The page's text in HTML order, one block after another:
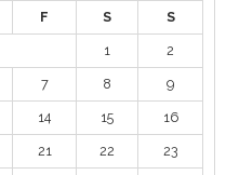
F S S
1 2
7 8 9
14 15 16
21 22 23